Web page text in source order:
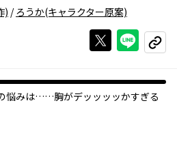
) / ろうか(キャラクター原案)
Xで投稿する
ライン
コピー
悩みは……胸がデッッッッかすぎる